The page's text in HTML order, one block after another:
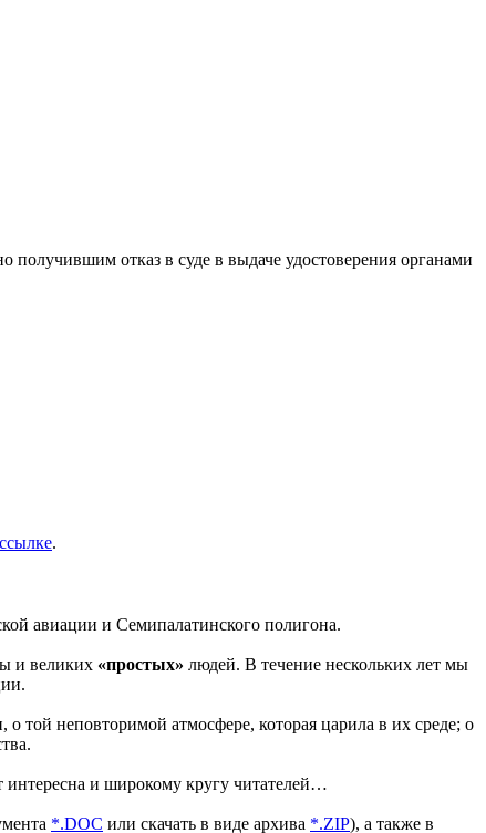
получившим отказ в суде в выдаче удостоверения органами
ссылке.
авиации и Семипалатинского полигона.
и великих «простых» людей. В течение нескольких лет мы
той неповторимой атмосфере, которая царила в их среде; о
интересна и широкому кругу читателей…
*.DOC или скачать в виде архива *.ZIP), а также в